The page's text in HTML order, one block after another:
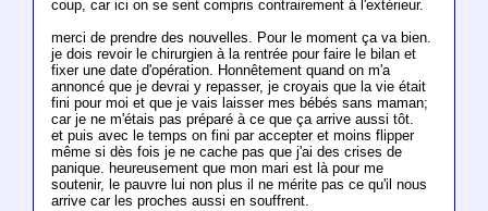
coup, car ici on se sent compris contrairement à l'extérieur.
merci de prendre des nouvelles. Pour le moment ça va bien.
je dois revoir le chirurgien à la rentrée pour faire le bilan et
fixer une date d'opération. Honnêtement quand on m'a
annoncé que je devrai y repasser, je croyais que la vie était
fini pour moi et que je vais laisser mes bébés sans maman;
car je ne m'étais pas préparé à ce que ça arrive aussi tôt.
et puis avec le temps on fini par accepter et moins flipper
même si dès fois je ne cache pas que j'ai des crises de
panique. heureusement que mon mari est là pour me
soutenir, le pauvre lui non plus il ne mérite pas ce qu'il nous
arrive car les proches aussi en souffrent.